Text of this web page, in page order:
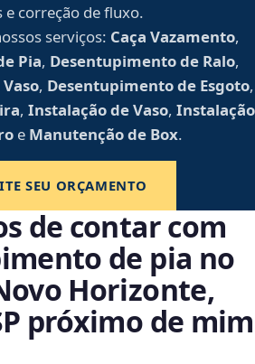
e correção de fluxo.
serviços: Caça Vazamento,
Pia, Desentupimento de Ralo,
, Desentupimento de Esgoto,
, Instalação de Vaso, Instalação
e Manutenção de Box.
SEU ORÇAMENTO
de contar com
de pia no
Horizonte,
próximo de mim